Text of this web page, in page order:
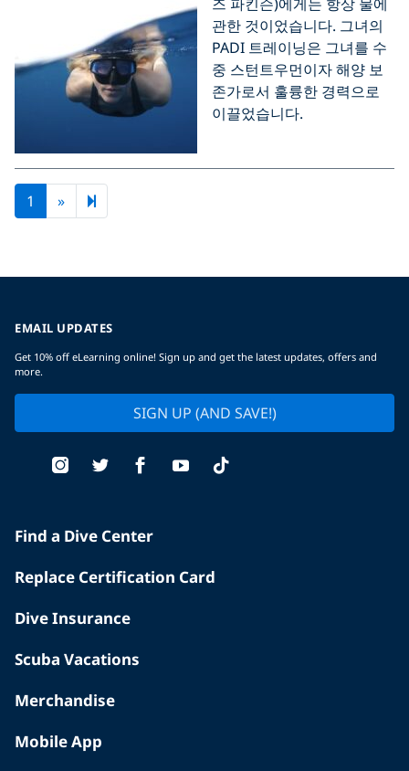
관한 것이었습니다. 그녀의
PADI 트레이닝은 그녀를 수
중 스턴트우먼이자 해양 보
존가로서 훌륭한 경력으로
이끌었습니다.
1 »Next page
2
EMAIL UPDATES
Get 10% off eLearning online! Sign up and get the latest updates, offers and
more.
SIGN UP (AND SAVE!)
Find a Dive Center
Replace Certification Card
Dive Insurance
Scuba Vacations
Merchandise
Mobile App